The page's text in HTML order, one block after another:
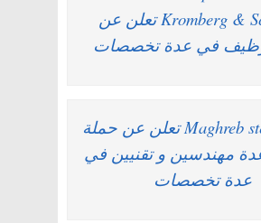
Kromberg & Schubert تعلن عن
في عدة تخصصات
شركة Maghreb steel تعلن عن حملة
مهندسين و تقنيين في
عدة تخصصات